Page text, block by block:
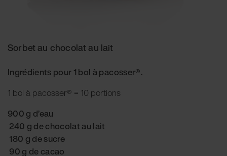
Sorbet au chocolat au lait
Ingrédients pour 1 bol à pacosser®.
1 bol à pacosser® = 10 portions
900 g d’eau
240 g de chocolat au lait
180 g de sucre
90 g de cacao